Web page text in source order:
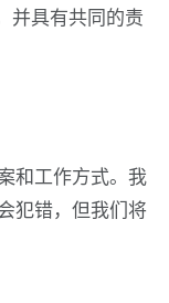
并具有共同的责
和工作方式。我
犯错，但我们将